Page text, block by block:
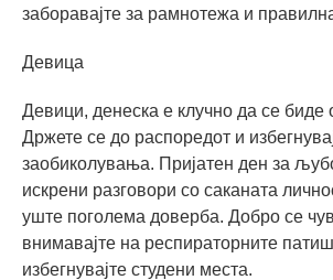
заборавајте за рамнотежа и
Девица
Девици, денеска е клучно да се биде
Држете се до распоредот и
заобиколувања. Пријатен ден за
искрени разговори со саканата
уште поголема доверба. Добро се
внимавајте на респираторните
избегнувајте студени места.